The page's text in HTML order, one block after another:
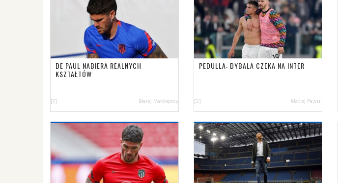
DE PAUL NABIERA REALNYCH
KSZTAŁTÓW
[3] Błażej Małolepszy
PEDULLA: DYBALA CZEKA NA INTER
[2] Maciej Pawul